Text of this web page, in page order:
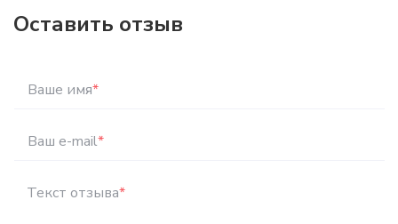
Оставить отзыв
Ваше имя*
Ваш e-mail*
Текст отзыва*